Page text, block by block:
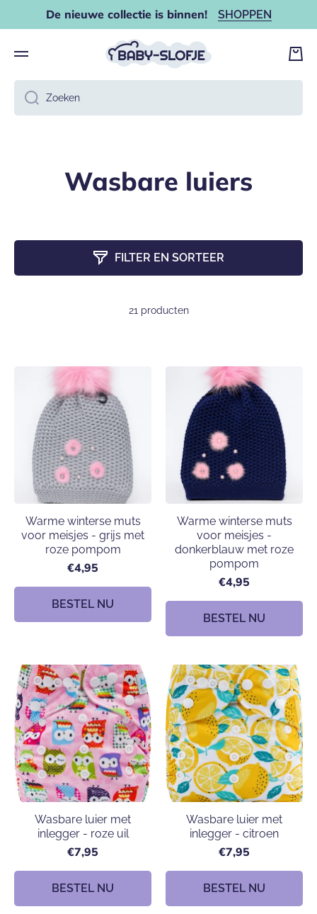
DOORGAAN NAAR ARTIKEL
De nieuwe collectie is binnen! SHOPPEN
Zoeken
Wasbare luiers
FILTER EN SORTEER
21 producten
Warme winterse muts
voor meisjes - grijs met
roze pompom
€4,95
BESTEL NU
Warme winterse muts
voor meisjes -
donkerblauw met roze
pompom
€4,95
BESTEL NU
Wasbare luier met
inlegger - roze uil
€7,95
BESTEL NU
Wasbare luier met
inlegger - citroen
€7,95
BESTEL NU